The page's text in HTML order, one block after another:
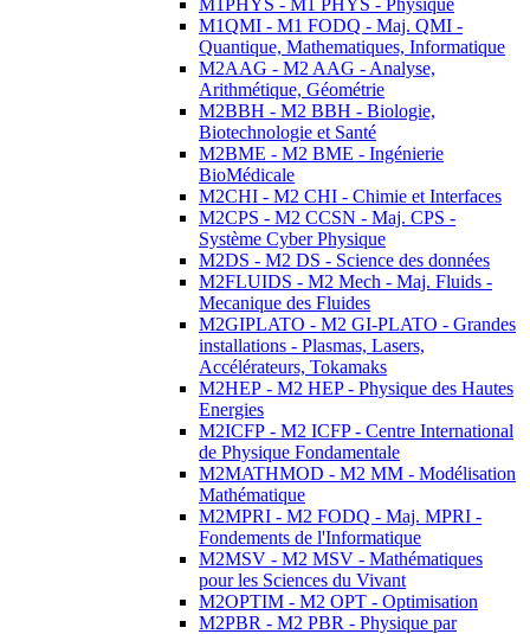
M1PHYS - M1 PHYS - Physique
M1QMI - M1 FODQ - Maj. QMI -
Quantique, Mathematiques, Informatique
M2AAG - M2 AAG - Analyse,
Arithmétique, Géométrie
M2BBH - M2 BBH - Biologie,
Biotechnologie et Santé
M2BME - M2 BME - Ingénierie
BioMédicale
M2CHI - M2 CHI - Chimie et Interfaces
M2CPS - M2 CCSN - Maj. CPS -
Système Cyber Physique
M2DS - M2 DS - Science des données
M2FLUIDS - M2 Mech - Maj. Fluids -
Mecanique des Fluides
M2GIPLATO - M2 GI-PLATO - Grandes
installations - Plasmas, Lasers,
Accélérateurs, Tokamaks
M2HEP - M2 HEP - Physique des Hautes
Energies
M2ICFP - M2 ICFP - Centre International
de Physique Fondamentale
M2MATHMOD - M2 MM - Modélisation
Mathématique
M2MPRI - M2 FODQ - Maj. MPRI -
Fondements de l'Informatique
M2MSV - M2 MSV - Mathématiques
pour les Sciences du Vivant
M2OPTIM - M2 OPT - Optimisation
M2PBR - M2 PBR - Physique par